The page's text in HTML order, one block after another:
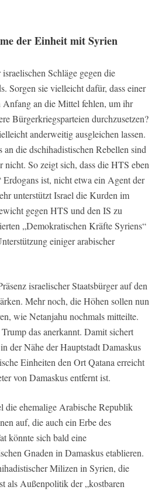
der Einheit mit Syrien
Schläge gegen die
Sorgen sie vielleicht dafür, dass einer
Anfang an die Mittel fehlen, um ihr
Bürgerkriegsparteien durchzusetzen?
anderweitig ausgleichen lassen.
die dschihadistischen Rebellen sind
nicht. So zeigt sich, dass die HTS eben
Erdogans ist, nicht etwa ein Agent der
unterstützt Israel die Kurden im
gegen HTS und den IS zu
„Demokratischen Kräfte Syriens“
einiger arabischer
israelischer Staatsbürger auf den
Mehr noch, die Höhen sollen nun
wie Netanjahu nochmals mitteilte.
das anerkannt. Damit sichert
der Nähe der Hauptstadt Damaskus
Einheiten den Ort Qatana erreicht
von Damaskus entfernt ist.
die ehemalige Arabische Republik
auf, die auch ein Erbe des
könnte sich bald eine
Gnaden in Damaskus etablieren.
Milizen in Syrien, die
als Außenpolitik der „kostbaren